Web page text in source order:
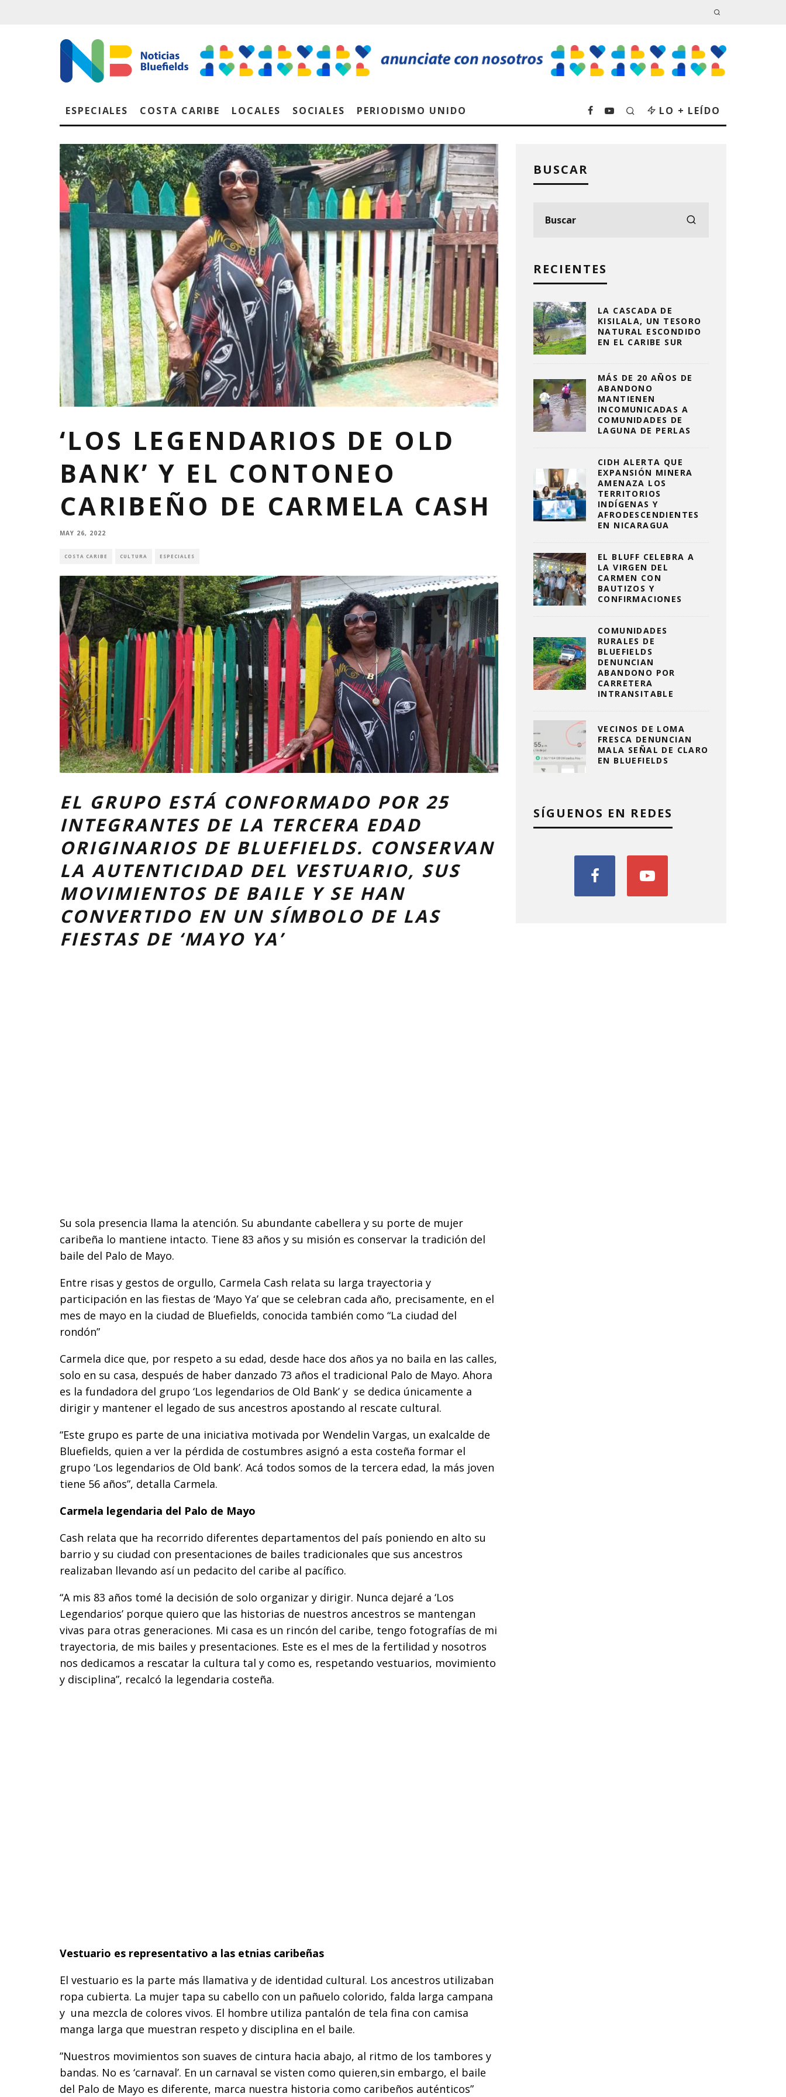
ESPECIALES COSTA CARIBE LOCALES SOCIALES PERIODISMO UNIDO LO + LEÍDO
‘LOS LEGENDARIOS DE OLD
BANK’ Y EL CONTONEO
CARIBEÑO DE CARMELA CASH
MAY 26, 2022
COSTA CARIBE CULTURA ESPECIALES
EL GRUPO ESTÁ CONFORMADO POR 25
INTEGRANTES DE LA TERCERA EDAD
ORIGINARIOS DE BLUEFIELDS. CONSERVAN
LA AUTENTICIDAD DEL VESTUARIO, SUS
MOVIMIENTOS DE BAILE Y SE HAN
CONVERTIDO EN UN SÍMBOLO DE LAS
FIESTAS DE ‘MAYO YA’
Su sola presencia llama la atención. Su abundante cabellera y su porte de mujer
caribeña lo mantiene intacto. Tiene 83 años y su misión es conservar la tradición del
baile del Palo de Mayo.
Entre risas y gestos de orgullo, Carmela Cash relata su larga trayectoria y
participación en las fiestas de ‘Mayo Ya’ que se celebran cada año, precisamente, en el
mes de mayo en la ciudad de Bluefields, conocida también como “La ciudad del
rondón”
Carmela dice que, por respeto a su edad, desde hace dos años ya no baila en las calles,
solo en su casa, después de haber danzado 73 años el tradicional Palo de Mayo. Ahora
es la fundadora del grupo ‘Los legendarios de Old Bank’ y se dedica únicamente a
dirigir y mantener el legado de sus ancestros apostando al rescate cultural.
“Este grupo es parte de una iniciativa motivada por Wendelin Vargas, un exalcalde de
Bluefields, quien a ver la pérdida de costumbres asignó a esta costeña formar el
grupo ‘Los legendarios de Old bank’. Acá todos somos de la tercera edad, la más joven
tiene 56 años”, detalla Carmela.
Carmela legendaria del Palo de Mayo
Cash relata que ha recorrido diferentes departamentos del país poniendo en alto su
barrio y su ciudad con presentaciones de bailes tradicionales que sus ancestros
realizaban llevando así un pedacito del caribe al pacífico.
“A mis 83 años tomé la decisión de solo organizar y dirigir. Nunca dejaré a ‘Los
Legendarios’ porque quiero que las historias de nuestros ancestros se mantengan
vivas para otras generaciones. Mi casa es un rincón del caribe, tengo fotografías de mi
trayectoria, de mis bailes y presentaciones. Este es el mes de la fertilidad y nosotros
nos dedicamos a rescatar la cultura tal y como es, respetando vestuarios, movimiento
y disciplina”, recalcó la legendaria costeña.
Vestuario es representativo a las etnias caribeñas
El vestuario es la parte más llamativa y de identidad cultural. Los ancestros utilizaban
ropa cubierta. La mujer tapa su cabello con un pañuelo colorido, falda larga campana
y una mezcla de colores vivos. El hombre utiliza pantalón de tela fina con camisa
manga larga que muestran respeto y disciplina en el baile.
”Nuestros movimientos son suaves de cintura hacia abajo, al ritmo de los tambores y
bandas. No es ‘carnaval’. En un carnaval se visten como quieren,sin embargo, el baile
del Palo de Mayo es diferente, marca nuestra historia como caribeños auténticos”
BUSCAR
RECIENTES
LA CASCADA DE
KISILALA, UN TESORO
NATURAL ESCONDIDO
EN EL CARIBE SUR
MÁS DE 20 AÑOS DE
ABANDONO
MANTIENEN
INCOMUNICADAS A
COMUNIDADES DE
LAGUNA DE PERLAS
CIDH ALERTA QUE
EXPANSIÓN MINERA
AMENAZA LOS
TERRITORIOS
INDÍGENAS Y
AFRODESCENDIENTES
EN NICARAGUA
EL BLUFF CELEBRA A
LA VIRGEN DEL
CARMEN CON
BAUTIZOS Y
CONFIRMACIONES
COMUNIDADES
RURALES DE
BLUEFIELDS
DENUNCIAN
ABANDONO POR
CARRETERA
INTRANSITABLE
VECINOS DE LOMA
FRESCA DENUNCIAN
MALA SEÑAL DE CLARO
EN BLUEFIELDS
SÍGUENOS EN REDES